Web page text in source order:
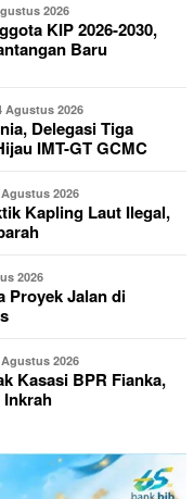
2026
KIP 2026-2030,
Baru
Agustus 2026
Delegasi Tiga
IMT-GT GCMC
2026
Kapling Laut Ilegal,
2026
Proyek Jalan di
2026
Kasasi BPR Fianka,